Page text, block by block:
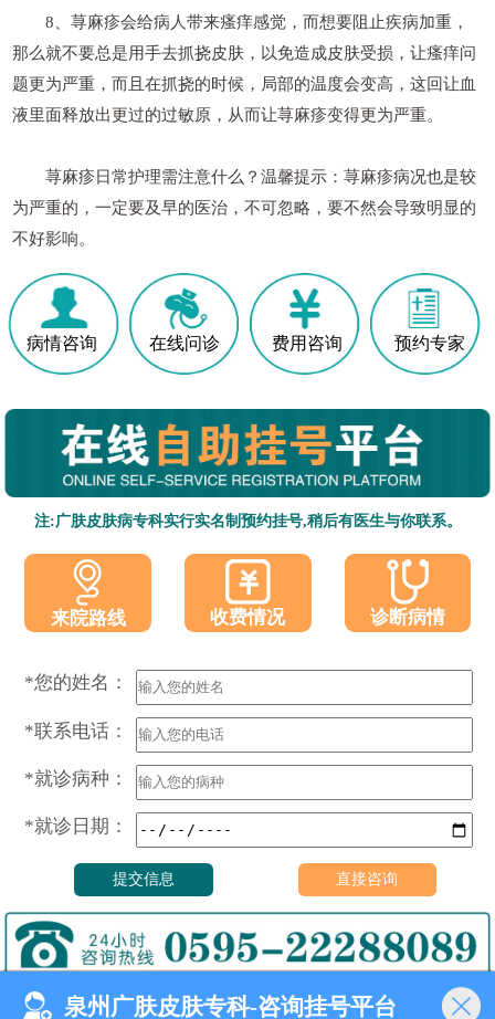
8、荨麻疹会给病人带来瘙痒感觉，而想要阻止疾病加重，
那么就不要总是用手去抓挠皮肤，以免造成皮肤受损，让瘙痒问
题更为严重，而且在抓挠的时候，局部的温度会变高，这回让血
液里面释放出更过的过敏原，从而让荨麻疹变得更为严重。
荨麻疹日常护理需注意什么？温馨提示：荨麻疹病况也是较
为严重的，一定要及早的医治，不可忽略，要不然会导致明显的
不好影响。
病情咨询 在线问诊 费用咨询 预约专家
注:广肤皮肤病专科实行实名制预约挂号,稍后有医生与你联系。
来院路线 收费情况 诊断病情
*您的姓名：
*联系电话：
*就诊病种：
*就诊日期：
泉州广肤皮肤专科-咨询挂号平台